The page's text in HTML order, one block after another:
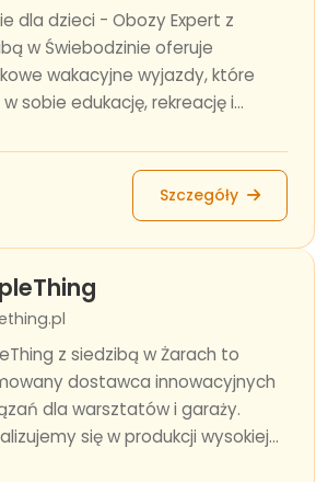
dla dzieci - Obozy Expert z
w Świebodzinie oferuje
wakacyjne wyjazdy, które
w sobie edukację, rekreację i...
Szczegóły
z siedzibą w Żarach to
dostawca innowacyjnych
dla warsztatów i garaży.
się w produkcji wysokiej...